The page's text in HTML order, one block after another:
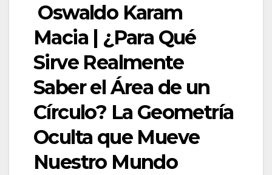
Oswaldo Karam
Macia | ¿Para Qué
Sirve Realmente
Saber el Área de un
Círculo? La Geometría
Oculta que Mueve
Nuestro Mundo